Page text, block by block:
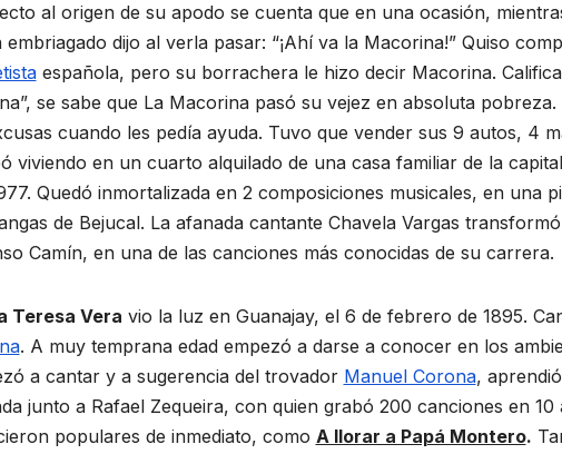
DE 2026
PÉREZ
e premio
provincial de
radio de La
Habana
14 DE JUNIO DE 2026
MEYLIN PÉREZ GUZMÁN
NO HAY COMENTARIOS
al origen de su apodo se cuenta que en una ocasión,
embriagado dijo al verla pasar: “¡Ahí va la Macorina!” Quiso
española, pero su borrachera le hizo decir Macorina.
se sabe que La Macorina pasó su vejez en absoluta
cuando les pedía ayuda. Tuvo que vender sus 9 autos, 4
viviendo en un cuarto alquilado de una casa familiar de la
Quedó inmortalizada en 2 composiciones musicales, en una
de Bejucal. La afanada cantante Chavela Vargas
Camín, en una de las canciones más conocidas de su carrera.
Teresa Vera vio la luz en Guanajay, el 6 de febrero de 1895.
. A muy temprana edad empezó a darse a conocer en los
a cantar y a sugerencia del trovador Manuel Corona,
junto a Rafael Zequeira, con quien grabó 200 canciones en
populares de inmediato, como A llorar a Papá Montero.